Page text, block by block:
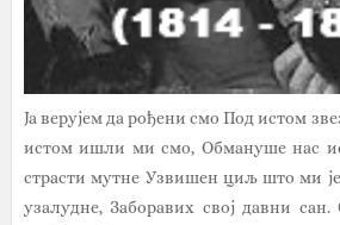
Ја верујем да рођени смо Под истом
истом ишли ми смо, Обмануше нас
страсти мутне Узвишен циљ што ми је
узалудне, Заборавих свој давни